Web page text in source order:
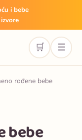
i bebe
🛒 ☰
rođene bebe
bebe